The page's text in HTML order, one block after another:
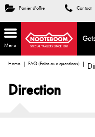
Panier d'offre Contact
Menu
Home FAQ (Foire aux questions)
Direction